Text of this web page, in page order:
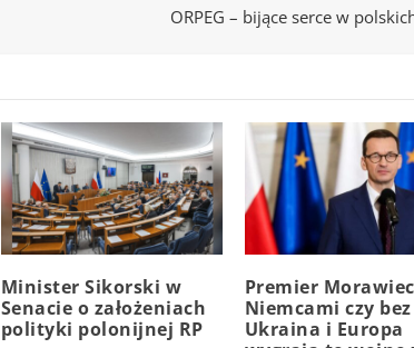
ORPEG – bijące serce w
Minister Sikorski w
Senacie o założeniach
polityki polonijnej RP
Premier
Niemcami czy bez
Ukraina i Europa